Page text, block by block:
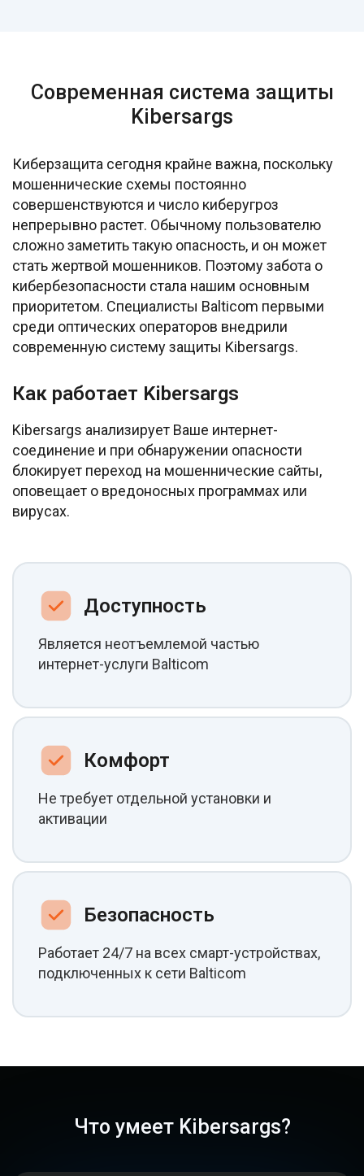
Современная система защиты
Kibersargs
Киберзащита сегодня крайне важна, поскольку
мошеннические схемы постоянно
совершенствуются и число киберугроз
непрерывно растет. Обычному пользователю
сложно заметить такую опасность, и он может
стать жертвой мошенников. Поэтому забота о
кибербезопасности стала нашим основным
приоритетом. Специалисты Balticom первыми
среди оптических операторов внедрили
современную систему защиты Kibersargs.
Как работает Kibersargs
Kibersargs анализирует Ваше интернет-
соединение и при обнаружении опасности
блокирует переход на мошеннические сайты,
оповещает о вредоносных программах или
вирусах.
Доступность
Является неотъемлемой частью
интернет-услуги Balticom
Комфорт
Не требует отдельной установки и
активации
Безопасность
Работает 24/7 на всех смарт-устройствах,
подключенных к сети Balticom
Что умеет Kibersargs?